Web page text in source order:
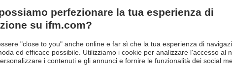
telecamera, amplificatore di controllo e raccordi a processo
illimitate nell'ispezione 2D. Le superfici e i contorni degli